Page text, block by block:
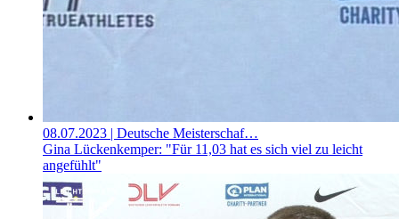
08.07.2023 | Deutsche Meisterschaf…
Gina Lückenkemper: "Für 11,03 hat es sich viel zu leicht
angefühlt"